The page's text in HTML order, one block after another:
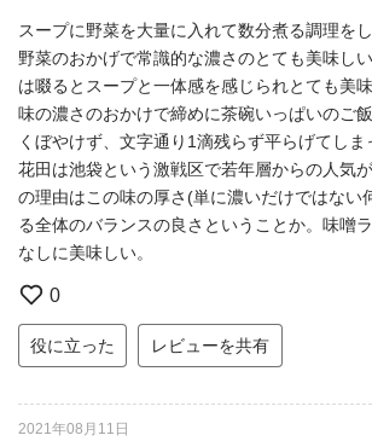
スープに野菜を大量に入れて数分煮る調理をし
野菜のおかげで常識的な濃さのとても美味し
は啜るとスープと一体感を感じられとても美味
味の濃さのおかけで締めに茶碗いっぱいのご
くぼやけず、文字通り1滴残らず平らげてしま
花田は池袋という激戦区で若年層からの人気
の理由はこの味の厚さ(単に濃いだけではない
る全体のバランスの良さということか。味噌
なしに美味しい。
0
役に立った レビューを共有
2021年08月11日